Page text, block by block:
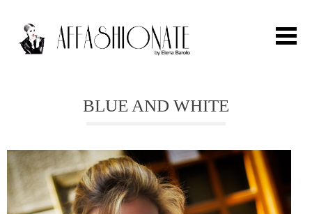
FASHION
OUTFIT
BLUE AND WHITE